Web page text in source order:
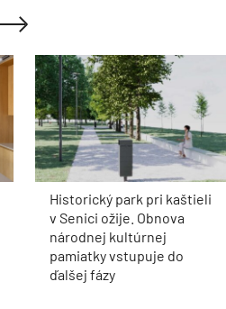
Historický park pri kaštieli
v Senici ožije. Obnova
národnej kultúrnej
pamiatky vstupuje do
ďalšej fázy